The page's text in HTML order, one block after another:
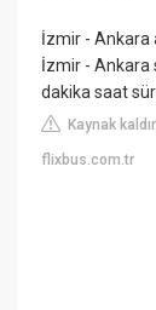
İzmir - Ankara
İzmir - Ankara
dakika saat
Kaynak
flixbus.com.tr